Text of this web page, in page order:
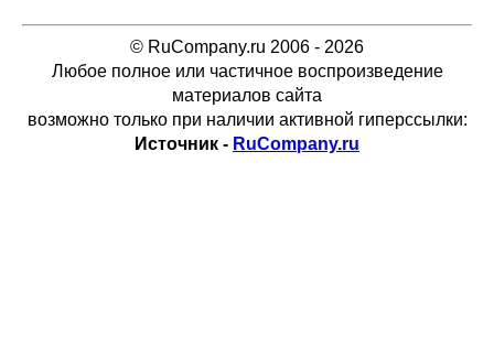
© RuCompany.ru 2006 - 2026
Любое полное или частичное воспроизведение
материалов сайта
возможно только при наличии активной гиперссылки:
Источник - RuCompany.ru